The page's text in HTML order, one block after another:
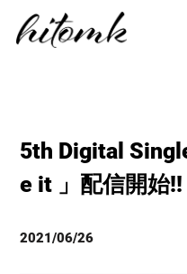
5th Digital
e it 」配信開始!!
2021/06/26